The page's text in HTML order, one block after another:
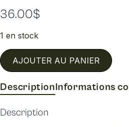
36.00$
1 en stock
AJOUTER AU PANIER
DescriptionInformations
Description